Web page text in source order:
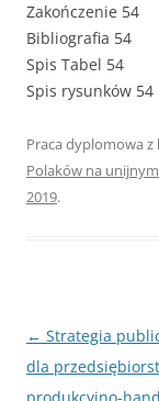
Zakończenie 54
Bibliografia 54
Spis Tabel 54
Spis rysunków 54
Praca dyplomowa z
Polaków na
2019.
Nawigacja
wpisu
← Strategia
dla